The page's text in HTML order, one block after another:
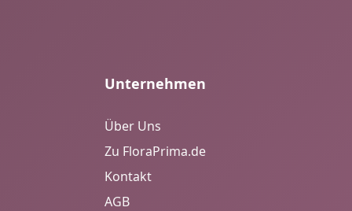
Unternehmen
Über Uns
Zu FloraPrima.de
Kontakt
AGB